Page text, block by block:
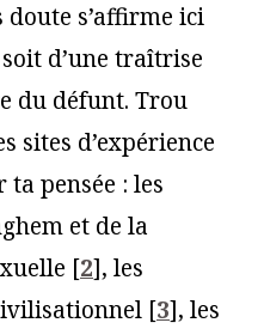
doute s’affirme ici
d’une traîtrise
du défunt. Trou
sites d’expérience
pensée : les
et de la
[2], les
[3], les